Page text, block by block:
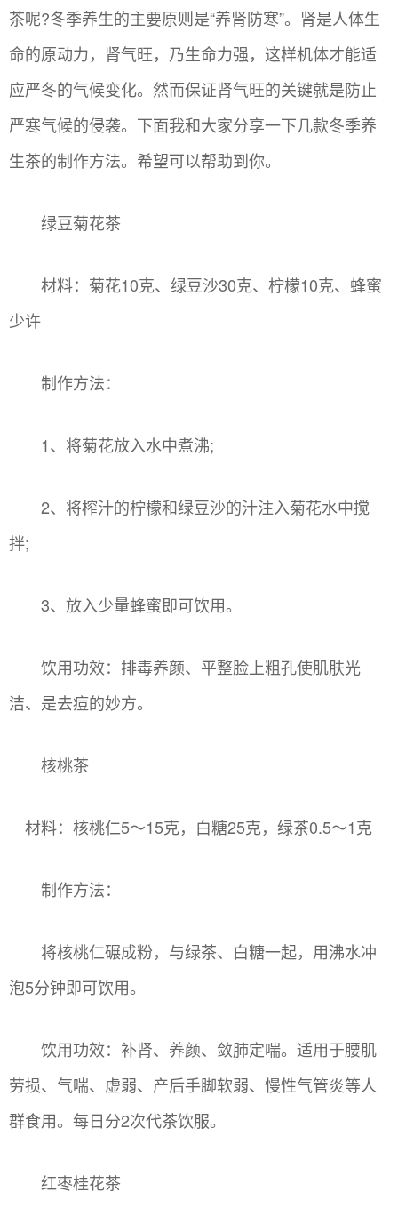
茶呢?冬季养生的主要原则是“养肾防寒”。肾是人体生
命的原动力，肾气旺，乃生命力强，这样机体才能适
应严冬的气候变化。然而保证肾气旺的关键就是防止
严寒气候的侵袭。下面我和大家分享一下几款冬季养
生茶的制作方法。希望可以帮助到你。
绿豆菊花茶
材料：菊花10克、绿豆沙30克、柠檬10克、蜂蜜
少许
制作方法：
1、将菊花放入水中煮沸;
2、将榨汁的柠檬和绿豆沙的汁注入菊花水中搅
拌;
3、放入少量蜂蜜即可饮用。
饮用功效：排毒养颜、平整脸上粗孔使肌肤光
洁、是去痘的妙方。
核桃茶
材料：核桃仁5～15克，白糖25克，绿茶0.5～1克
制作方法：
将核桃仁碾成粉，与绿茶、白糖一起，用沸水冲
泡5分钟即可饮用。
饮用功效：补肾、养颜、敛肺定喘。适用于腰肌
劳损、气喘、虚弱、产后手脚软弱、慢性气管炎等人
群食用。每日分2次代茶饮服。
红枣桂花茶